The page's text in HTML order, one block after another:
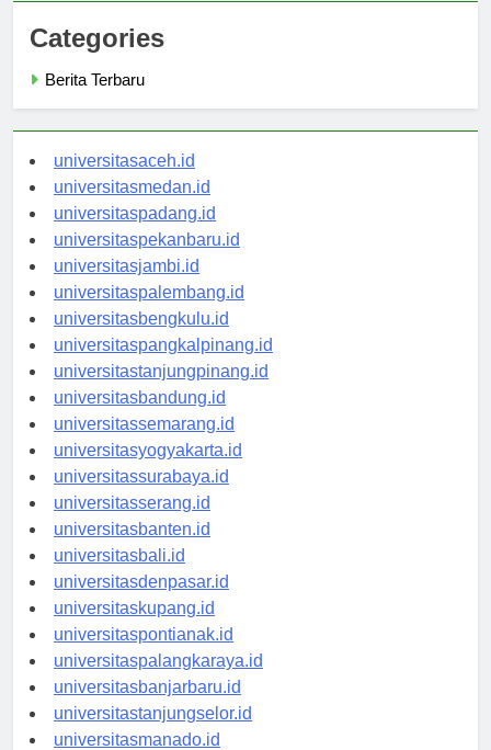
Categories
universitasaceh.id
universitasmedan.id
universitaspadang.id
universitaspekanbaru.id
universitasjambi.id
universitaspalembang.id
universitasbengkulu.id
universitaspangkalpinang.id
universitastanjungpinang.id
universitasbandung.id
universitassemarang.id
universitasyogyakarta.id
universitassurabaya.id
universitasserang.id
universitasbanten.id
universitasbali.id
universitasdenpasar.id
universitaskupang.id
universitaspontianak.id
universitaspalangkaraya.id
universitasbanjarbaru.id
universitastanjungselor.id